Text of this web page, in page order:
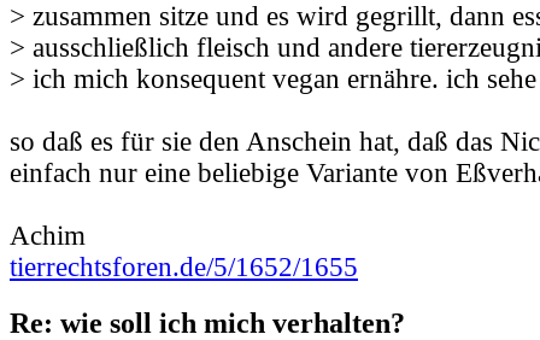
> zusammen sitze und es wird gegrillt, dann
> ausschließlich fleisch und andere
> ich mich konsequent vegan ernähre. ich
so daß es für sie den Anschein hat, daß das
einfach nur eine beliebige Variante von
Achim
tierrechtsforen.de/5/1652/1655
Re: wie soll ich mich verhalten?